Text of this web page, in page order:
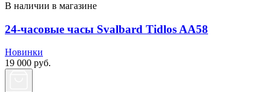
В наличии в магазине
24-часовые часы Svalbard Tidlos AA58
Новинки
19 000 руб.